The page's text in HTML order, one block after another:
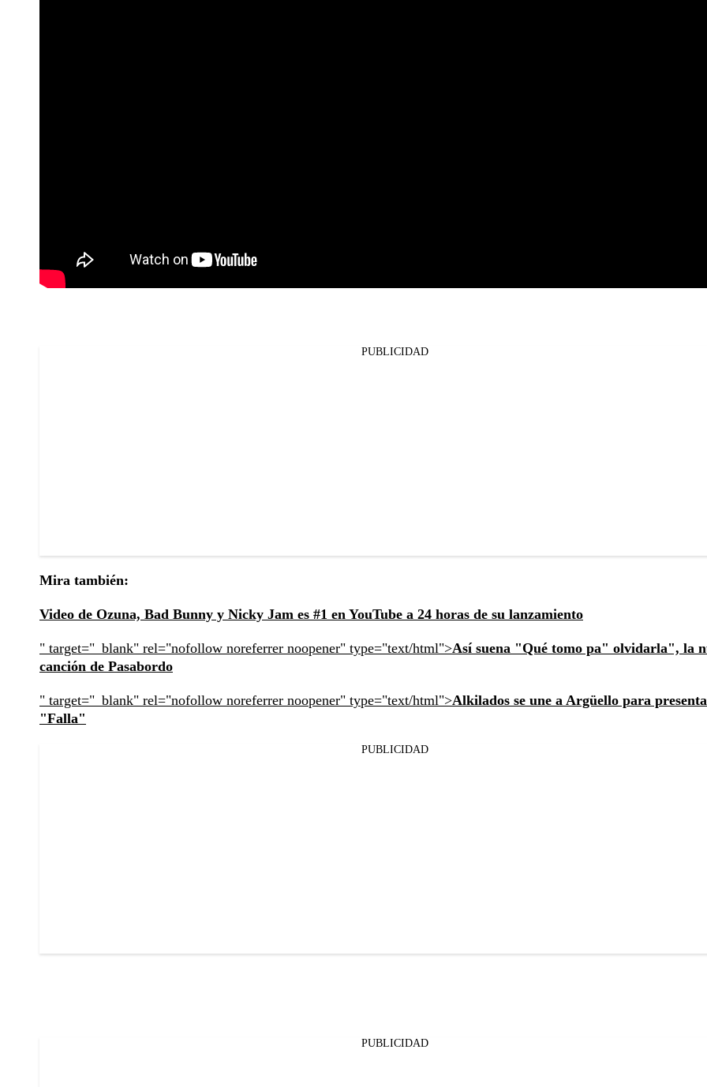
PUBLICIDAD
Mira también:
Video de Ozuna, Bad Bunny y Nicky Jam es #1 en YouTube a 24 horas de su lanzamiento
" target="_blank" rel="nofollow noreferrer noopener" type="text/html">Así suena "Qué tomo pa" olvidarla", la
canción de Pasabordo
" target="_blank" rel="nofollow noreferrer noopener" type="text/html">Alkilados se une a Argüello para
"Falla"
PUBLICIDAD
PUBLICIDAD